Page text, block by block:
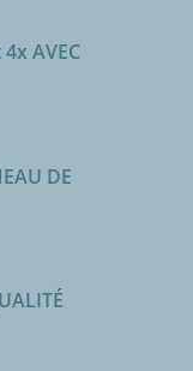
AVEC
DE